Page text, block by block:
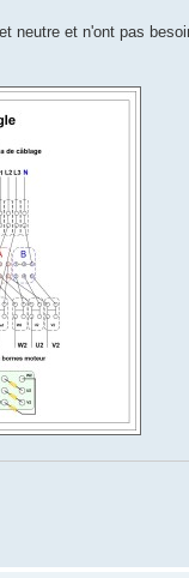
neutre et n'ont pas